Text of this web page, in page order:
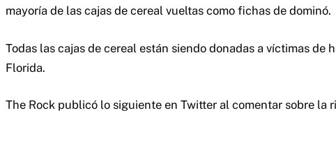
mayoría de las cajas de cereal vueltas como fichas de dominó.
Todas las cajas de cereal están siendo donadas a víctimas de
Florida.
The Rock publicó lo siguiente en Twitter al comentar sobre la